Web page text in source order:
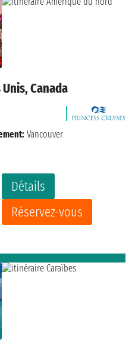
Canada
Détails
Réservez-vous
Vancouver